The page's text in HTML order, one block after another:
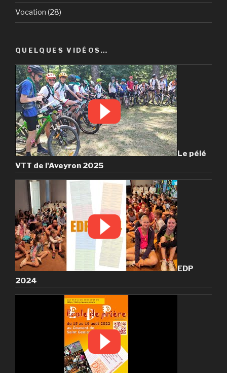
Vocation (28)
QUELQUES VIDÉOS…
Le pélé
VTT de l'Aveyron 2025
EDP
2024